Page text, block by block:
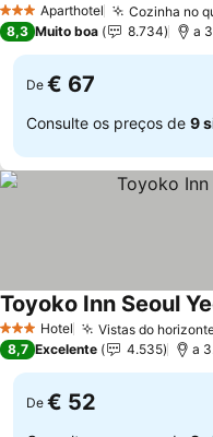
3 EstrelasAparthotel Cozinha no
8,3 Muito boa 8.734 a
De € 67
Consulte os preços de 9
3 EstrelasHotel Vistas do
Toyoko Inn Seoul
8,7 Excelente 4.535 a
De € 52